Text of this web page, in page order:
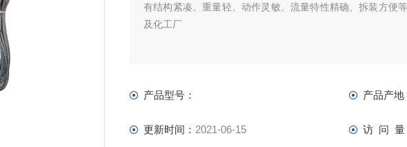
有结构紧凑、重量轻、动作灵敏、流量特性精确、拆装方便
及化工厂
产品型号： 产品产地
更新时间： 2021-06-15 访 问 量